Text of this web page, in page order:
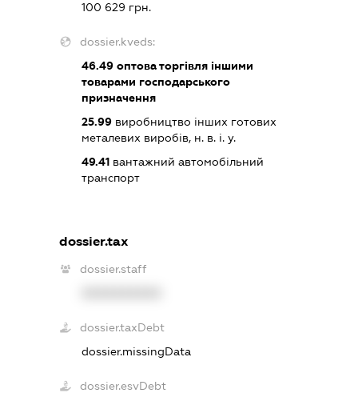
100 629 грн.
dossier.kveds:
46.49оптова торгівля іншими
товарами господарського
призначення
25.99виробництво інших готових
металевих виробів, н. в. і. у.
49.41вантажний автомобільний
транспорт
dossier.tax
dossier.staff
dossier.taxDebt
dossier.missingData
dossier.esvDebt